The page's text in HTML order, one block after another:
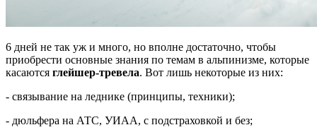
6 дней не так уж и много, но вполне достаточно, чтобы
приобрести основные знания по темам в альпинизме, которые
касаются глейшер-тревела. Вот лишь некоторые из них:
- связывание на леднике (принципы, техники);
- дюльфера на АТС, УИАА, с подстраховкой и без;